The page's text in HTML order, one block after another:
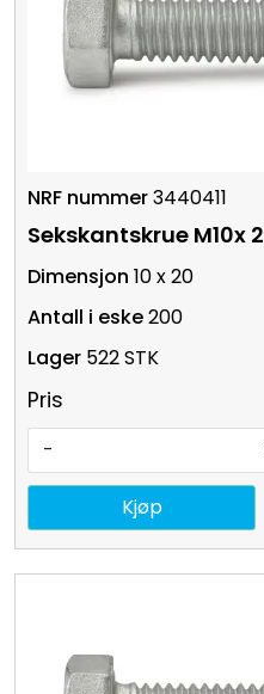
3440411
Sekskantskrue M10x
10 x 20
200
522 STK
Pris
-
Kjøp